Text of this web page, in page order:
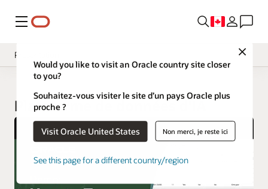
Menu
Close
Would you like to visit an Oracle country site closer
to you?
Souhaitez-vous visiter le site d’un pays Oracle plus
proche ?
Visit Oracle United States Non merci, je reste ici
See this page for a different country/region
Présentation
Plateforme de données d'IA